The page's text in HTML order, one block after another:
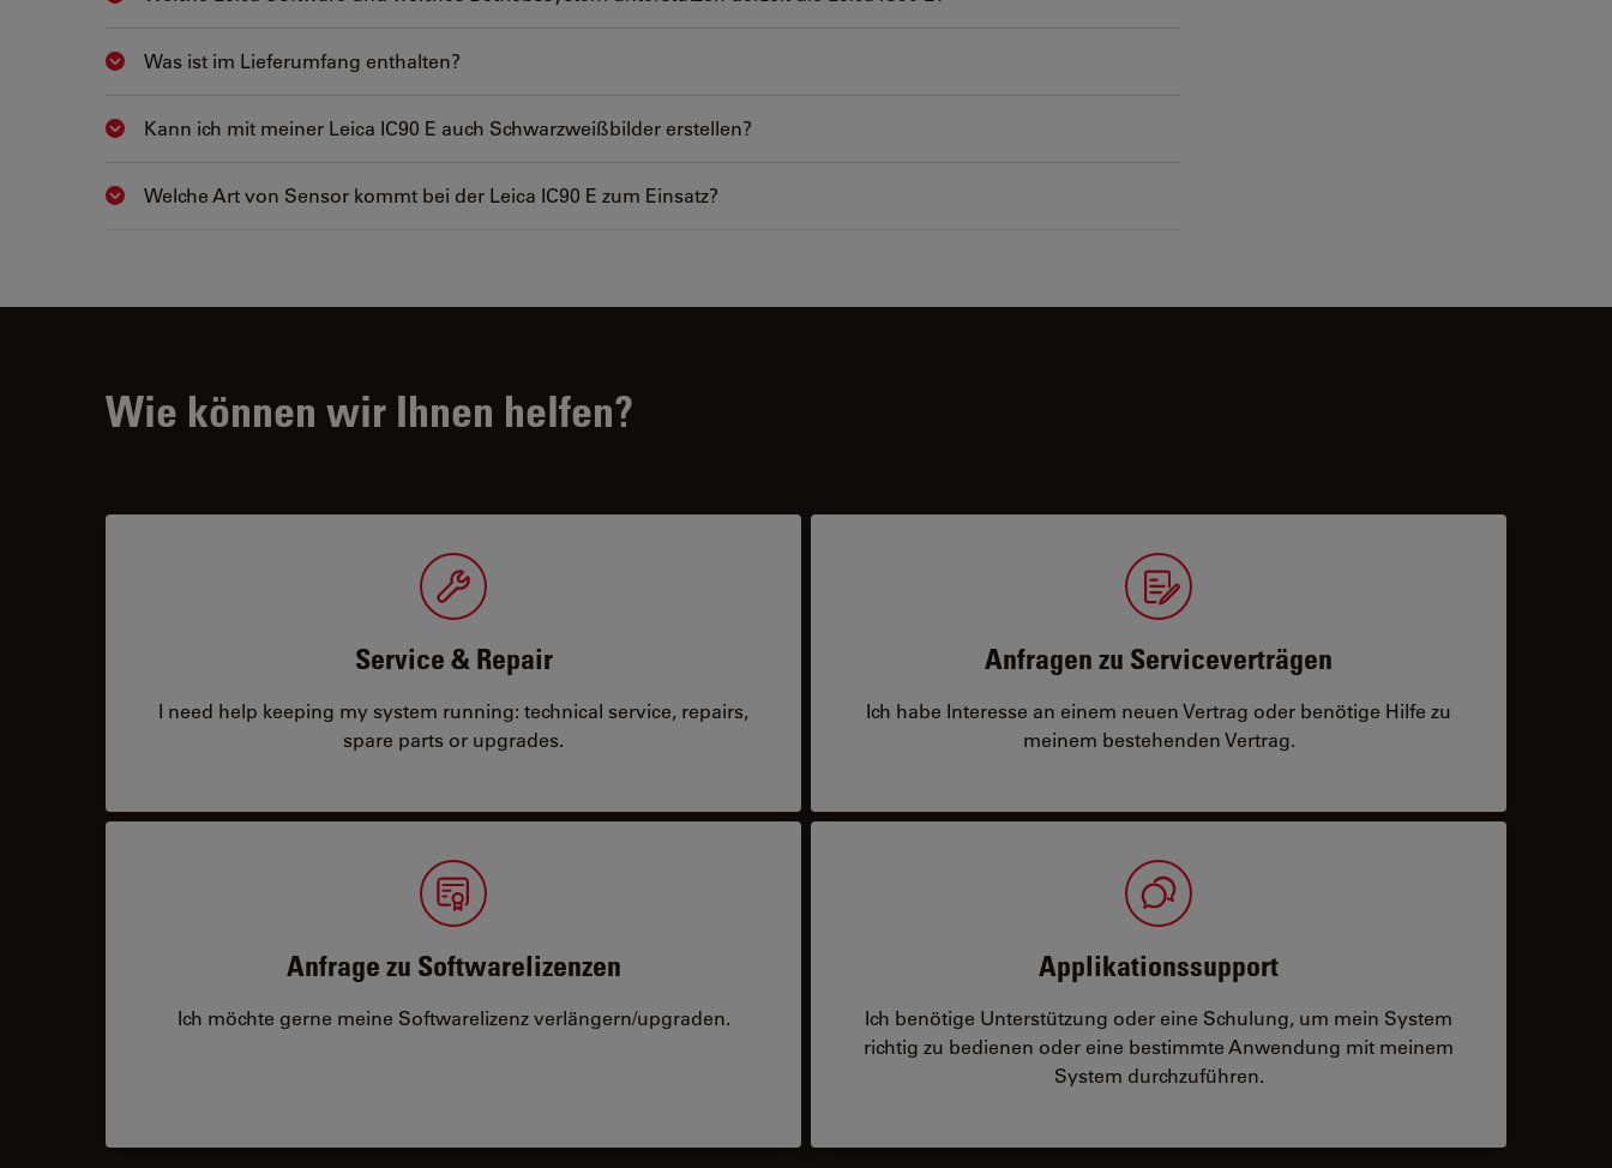
Show answer
Was ist im Lieferumfang enthalten?
Show answer
Kann ich mit meiner Leica IC90 E auch Schwarzweißbilder erstellen?
Show answer
Welche Art von Sensor kommt bei der Leica IC90 E zum Einsatz?
Wie können wir Ihnen helfen?
Service & Repair
I need help keeping my system running: technical service, repairs,
spare parts or upgrades.
Anfragen zu Serviceverträgen
Ich habe Interesse an einem neuen Vertrag oder benötige Hilfe zu
meinem bestehenden Vertrag.
Anfrage zu Softwarelizenzen
Ich möchte gerne meine Softwarelizenz verlängern/upgraden.
Applikationssupport
Ich benötige Unterstützung oder eine Schulung, um mein System
richtig zu bedienen oder eine bestimmte Anwendung mit meinem
System durchzuführen.